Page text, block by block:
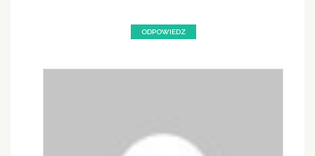
ODPOWIEDZ